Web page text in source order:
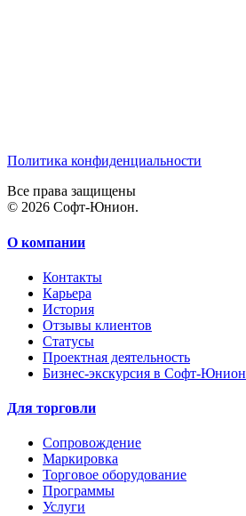
Политика конфиденциальности
Все права защищены
© 2026 Софт-Юнион.
О компании
Контакты
Карьера
История
Отзывы клиентов
Статусы
Проектная деятельность
Бизнес-экскурсия в Софт-Юнион
Для торговли
Сопровождение
Маркировка
Торговое оборудование
Программы
Услуги